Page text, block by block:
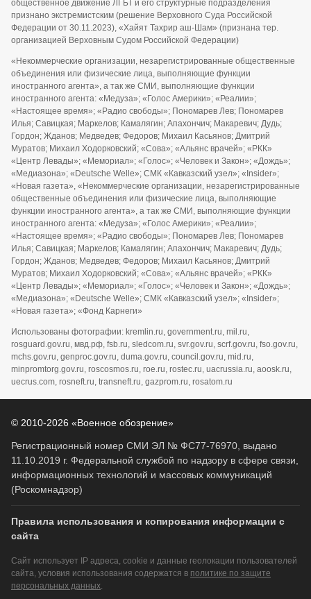
общественное движение ЛГБТ и его структурные подразделения
признано экстремистским (решение Верховного Суда Российской
Федерации от 30.11.2023), «Хайят Тахрир аш-Шам» (признана тер.
организацией Верховным Судом Российской Федерации)
«Некоммерческие организации, незарегистрированные общественные
объединения или физические лица, выполняющие функции
иностранного агента», а так же СМИ, выполняющие функции
иностранного агента: «Медуза»; «Голос Америки»; «Реалии»;
«Настоящее время»; «Радио свободы»; Пономарев Лев; Пономарев
Илья; Савицкая; Маркелов; Камалягин; Апахончич; Макаревич; Дудь;
Гордон; Жданов; Медведев; Федоров; Михаил Касьянов; Дмитрий
Муратов; Михаил Ходорковский; «Сова»; «Альянс врачей»; «РКК»
«Центр Левады»; «Мемориал»; «Голос»; «Человек и Закон»; «Дождь»;
«Медиазона»; «Deutsche Welle»; СМК «Кавказский узел»; «Insider»;
«Новая газета», «Некоммерческие организации, незарегистрированные
общественные объединения или физические лица, выполняющие
функции иностранного агента», а так же СМИ, выполняющие функции
иностранного агента: «Медуза»; «Голос Америки»; «Реалии»;
«Настоящее время»; «Радио свободы»; Пономарев Лев; Пономарев
Илья; Савицкая; Маркелов; Камалягин; Апахончич; Макаревич; Дудь;
Гордон; Жданов; Медведев; Федоров; Михаил Касьянов; Дмитрий
Муратов; Михаил Ходорковский; «Сова»; «Альянс врачей»; «РКК»
«Центр Левады»; «Мемориал»; «Голос»; «Человек и Закон»; «Дождь»;
«Медиазона»; «Deutsche Welle»; СМК «Кавказский узел»; «Insider»;
«Новая газета»; «Фонд Карнеги»
Использованы фотографии: kremlin.ru, government.ru, mil.ru,
rosguard.gov.ru, мвд.рф, fsb.ru, sledcom.ru, svr.gov.ru, scrf.gov.ru, fso.gov.ru,
mchs.gov.ru, genproc.gov.ru, duma.gov.ru, council.gov.ru, mid.ru,
minpromtorg.gov.ru, roscosmos.ru, roe.ru, rostec.ru, uacrussia.ru, aoosk.ru,
uecrus.com, rosneft.ru, transneft.ru, gazprom.ru, rosatom.ru
© 2010-2026 «Военное обозрение»
Регистрационный номер СМИ ЭЛ № ФС77-76970, выдано
11.10.2019 г. Федеральной службой по надзору в сфере связи,
информационных технологий и массовых коммуникаций
(Роскомнадзор)
Правила использования и копирования информации с
сайта
Сайт использует IP адреса, cookie и данные геолокации пользователей
сайта, условия использования содержатся в политике по защите
персональных данных.